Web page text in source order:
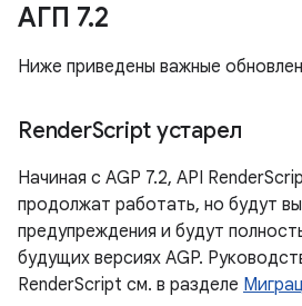
АГП 7.2
Ниже приведены важные
RenderScript устарел
Начиная с AGP 7.2, API
продолжат работать, но будут
предупреждения и будут
будущих версиях AGP.
RenderScript см. в разделе